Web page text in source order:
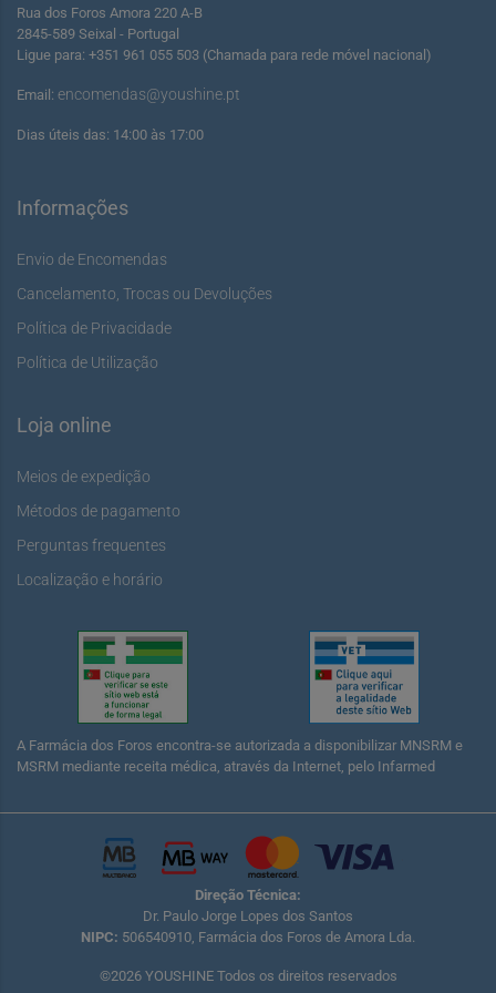
Rua dos Foros Amora 220 A-B
2845-589 Seixal - Portugal
Ligue para: +351 961 055 503 (Chamada para rede móvel nacional)
Email: encomendas@youshine.pt
Dias úteis das: 14:00 às 17:00
Informações
Envio de Encomendas
Cancelamento, Trocas ou Devoluções
Política de Privacidade
Política de Utilização
Loja online
Meios de expedição
Métodos de pagamento
Perguntas frequentes
Localização e horário
A Farmácia dos Foros encontra-se autorizada a disponibilizar MNSRM e
MSRM mediante receita médica, através da Internet, pelo Infarmed
Direção Técnica:
Dr. Paulo Jorge Lopes dos Santos
NIPC: 506540910, Farmácia dos Foros de Amora Lda.
©2026 YOUSHINE Todos os direitos reservados